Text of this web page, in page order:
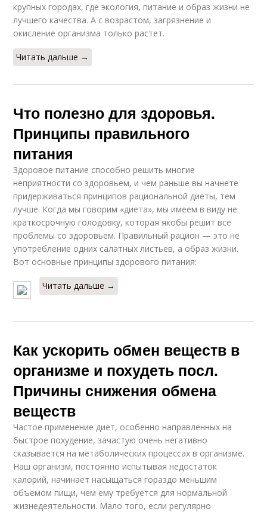
крупных городах, где экология, питание и образ жизни не
лучшего качества. А с возрастом, загрязнение и
окисление организма только растет.
Читать дальше →
Что полезно для здоровья.
Принципы правильного
питания
Здоровое питание способно решить многие
неприятности со здоровьем, и чем раньше вы начнете
придерживаться принципов рациональной диеты, тем
лучше. Когда мы говорим «диета», мы имеем в виду не
краткосрочную голодовку, которая якобы решит все
проблемы со здоровьем. Правильный рацион — это не
употребление одних салатных листьев, а образ жизни.
Вот основные принципы здорового питания:
Читать дальше →
Как ускорить обмен веществ в
организме и похудеть посл.
Причины снижения обмена
веществ
Частое применение диет, особенно направленных на
быстрое похудение, зачастую очень негативно
сказывается на метаболических процессах в организме.
Наш организм, постоянно испытывая недостаток
калорий, начинает насыщаться гораздо меньшим
объемом пищи, чем ему требуется для нормальной
жизнедеятельности. Мало того, если регулярно